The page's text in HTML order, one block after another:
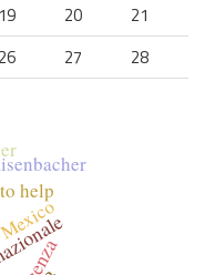
19 20
21
26 27
28
help
Mexico